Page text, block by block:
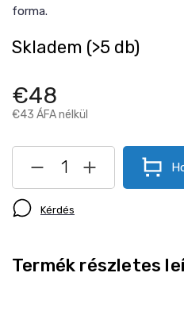
€48
€43 ÁFA nélkül
Skladem (>5 db)
forma.
Kérdés
Termék részletes